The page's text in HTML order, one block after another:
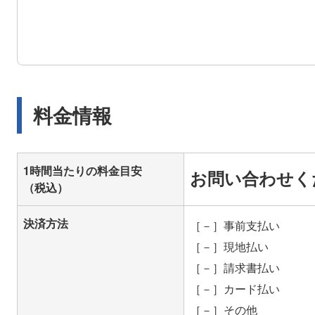
料金情報
1時間当たりの料金目安
（税込）
お問い合わせ
決済方法
［－］事前支払い
［－］現地払い
［－］請求書払い
［－］カード払い
［－］その他